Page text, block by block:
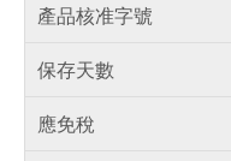
產品核准字號
保存天數
應免稅